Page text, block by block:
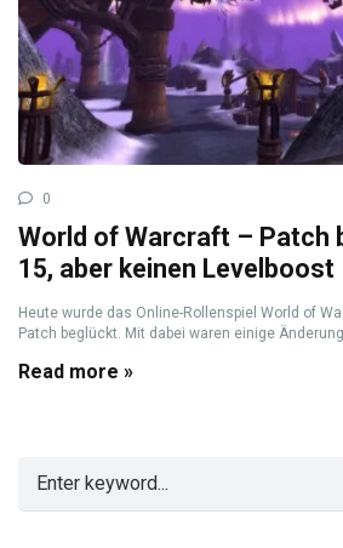
0
World of Warcraft – Patch
15, aber keinen Levelboost
Heute wurde das Online-Rollenspiel World of
Patch beglückt. Mit dabei waren einige
Read more »